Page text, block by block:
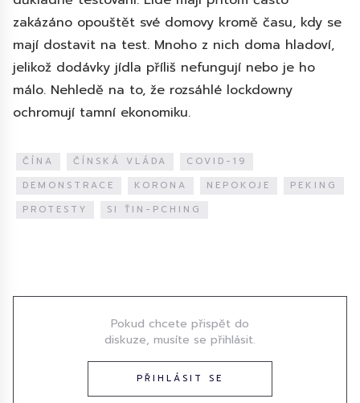
zakázáno opouštět své domovy kromě času, kdy se
mají dostavit na test. Mnoho z nich doma hladoví,
jelikož dodávky jídla příliš nefungují nebo je ho
málo. Nehledě na to, že rozsáhlé lockdowny
ochromují tamní ekonomiku.
ČÍNA ČÍNSKÁ VLÁDA
COVID-19
DEMONSTRACE
KORONA NEPOKOJE
PEKING
PROTESTY
SI ŤIN-PCHING
Pokud chcete přispět do
diskuze, musíte se přihlásit.
PŘIHLÁSIT SE